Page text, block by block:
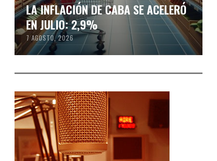
LA INFLACIÓN DE CABA SE ACELERÓ
EN JULIO: 2,9%
7 AGOSTO, 2026